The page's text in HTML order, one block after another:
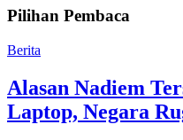
Pilihan Pembaca
Berita
Alasan Nadiem
Laptop, Negara